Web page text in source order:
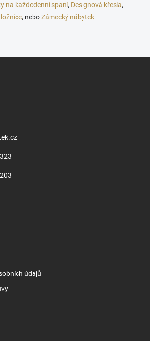
na každodenní spaní, Designová křesla,
, neboZámecký nábytek
údajů